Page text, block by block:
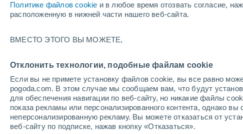
Политике файлов cookie и в любое время отозвать согласие,
расположенную в нижней части нашего веб-сайта.
ВМЕСТО ЭТОГО ВЫ МОЖЕТЕ,
Отклонить технологии, подобные файлам cookie
Если вы не примете установку файлов cookie, вы все равно
pogoda.com. В этом случае мы сообщаем вам, что будут
для обеспечения навигации по веб-сайту, но никакие файлы
показа рекламы или персонализированного контента, однако
неперсонализированную рекламу. Вы можете отказаться от
веб-сайту по подписке, нажав кнопку «Отказаться».
12/12/2026
Остался 126 день
14/03/2027
Трассы по уровням
сложности
- - - -
Протяженность катабельных трасс в
километрах
-